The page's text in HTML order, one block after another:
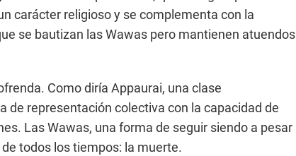
carácter religioso y se complementa con la
se bautizan las Wawas pero mantienen atuendos
Como diría Appaurai, una clase
de representación colectiva con la capacidad de
Las Wawas, una forma de seguir siendo a pesar
todos los tiempos: la muerte.